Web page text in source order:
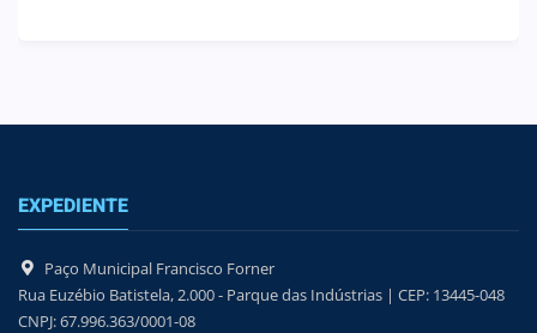
EXPEDIENTE
Paço Municipal Francisco Forner
Rua Euzébio Batistela, 2.000 - Parque das Indústrias | CEP: 13445-048
CNPJ: 67.996.363/0001-08